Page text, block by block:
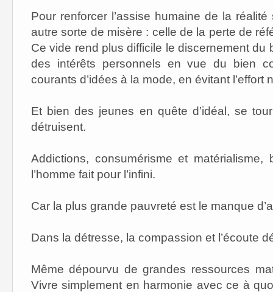
Pour renforcer l’assise humaine de la
autre sorte de misère : celle de la perte de
Ce vide rend plus difficile le discernement
des intérêts personnels en vue du bien
courants d’idées à la mode, en évitant
Et bien des jeunes en quête d’idéal, se
détruisent.
Addictions, consumérisme et
l’homme fait pour l’infini.
Car la plus grande pauvreté est le manque
Dans la détresse, la compassion et l’écoute
Même dépourvu de grandes ressources
Vivre simplement en harmonie avec ce à